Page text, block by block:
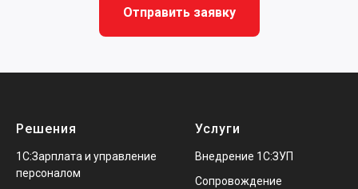
Отправить заявку
Решения
1С:Зарплата и управление
персоналом
Услуги
Внедрение 1С:ЗУП
Сопровождение